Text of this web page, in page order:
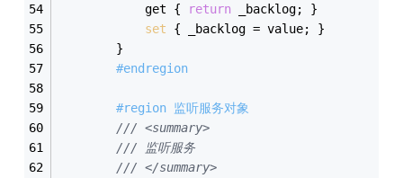
            get {
return _backlog; }
set { _backlog = value; }
        }
#endregion
#region 监听服务对象
/// <summary>
/// 监听服务
/// </summary>